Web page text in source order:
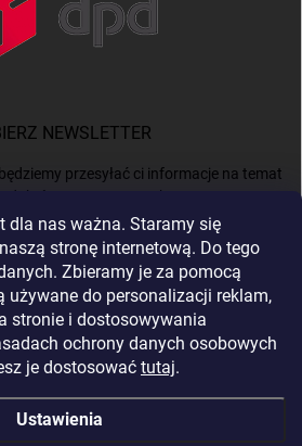
dla nas ważna. Staramy się
stronę internetową. Do tego
Zbieramy je za pomocą
używane do personalizacji reklam,
stronie i dostosowywania
ochrony danych osobowych
je dostosować tutaj.
Ustawienia
NEWSLETTER
przesyłać ci informacje na temat
na naszym e-shop.
E-MAIL
politykę prywatności.
Zaloguj się